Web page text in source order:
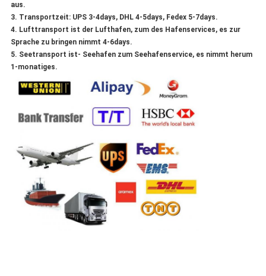
aus.
3. Transportzeit: UPS 3-4days, DHL 4-5days, Fedex 5-7days.
4. Lufttransport ist der Lufthafen, zum des Hafenservices, es zur
Sprache zu bringen nimmt 4-6days.
5. Seetransport ist- Seehafen zum Seehafenservice, es nimmt herum
1-monatiges.